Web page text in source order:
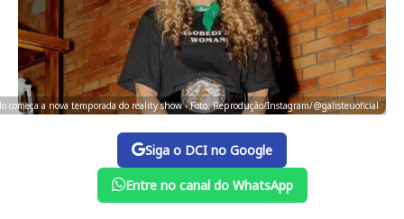
começa a nova temporada do reality show - Foto: Reprodução/Instagram/@galisteuoficial
Siga o DCI no Google
Entre no canal do WhatsApp